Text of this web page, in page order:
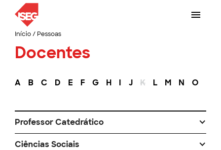
Início/ Pessoas
Docentes
A B C D E F G H I J K L M N O
Professor Catedrático
Ciências Sociais